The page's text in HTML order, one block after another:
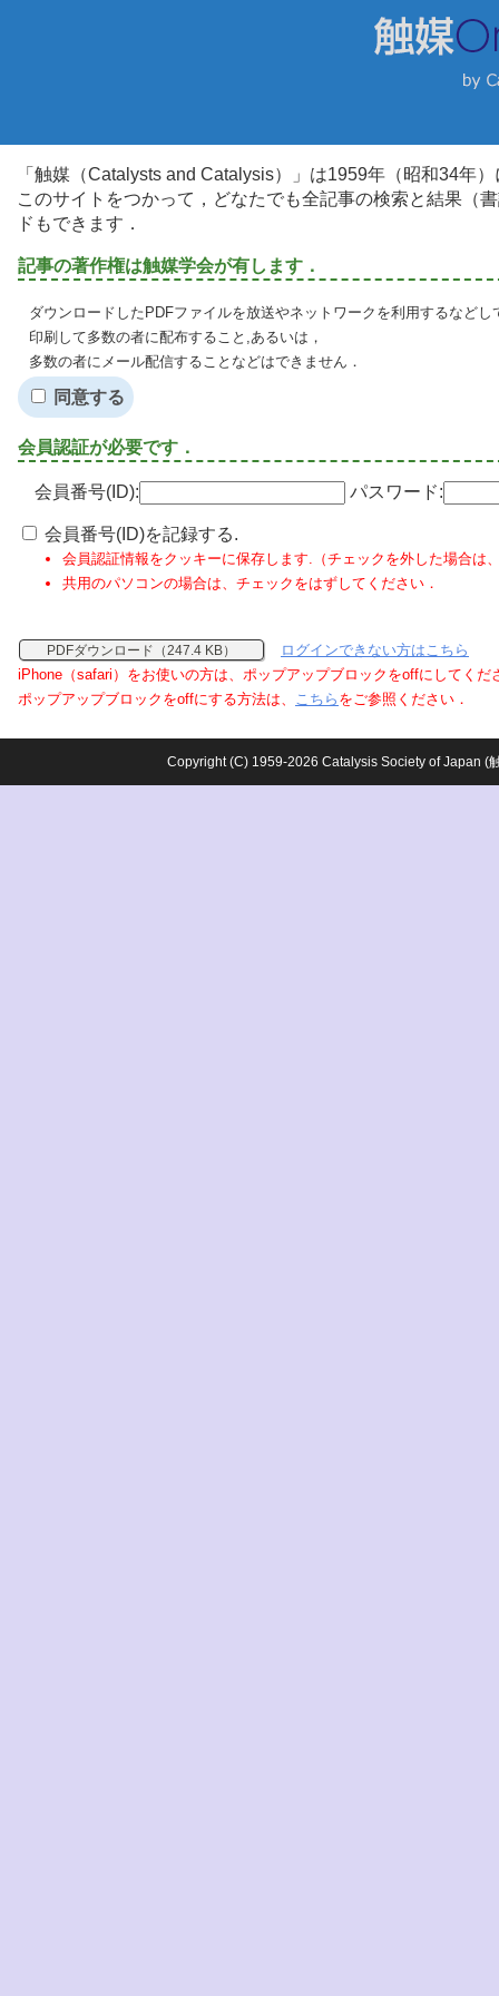
「触媒（Catalysts and Catalysis）」は1959年（昭和34年
このサイトをつかって，どなたでも全記事の検索と結果（
ドもできます．
記事の著作権は触媒学会が有します．
ダウンロードしたPDFファイルを放送やネットワークを利用するなど
印刷して多数の者に配布すること,あるいは，
多数の者にメール配信することなどはできません．
同意する
会員認証が必要です．
会員番号(ID): パスワード:
会員番号(ID)を記録する.
会員認証情報をクッキーに保存します.（チェックを外した場合は
共用のパソコンの場合は、チェックをはずしてください．
PDFダウンロード（247.4 KB）
ログインできない方はこちら
iPhone（safari）をお使いの方は、ポップアップブロックをoffにしてくだ
ポップアップブロックをoffにする方法は、 こちら をご参照ください．
Copyright (C) 1959-2026 Catalysis Society of Japan (